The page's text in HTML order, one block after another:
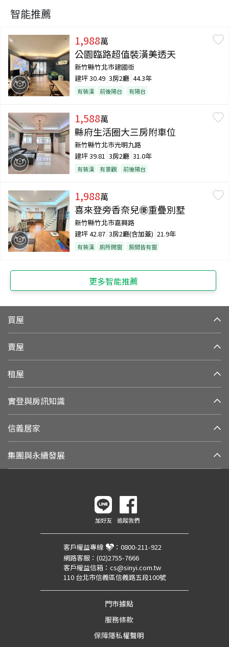
智能推薦
1,988萬
公園臨路超值裝潢美透天
新竹縣竹北市建國街
建坪30.49 3房2廳 44.3年
有裝潢 前後陽台 有陽台
1,588萬
縣府生活圈大三房附車位
新竹縣竹北市光明九路
建坪39.81 3房2廳 31.0年
有裝潢 有景觀 前後陽台
1,988萬
喜來登旁香奈兒㊝重疊別墅
新竹縣竹北市嘉興路
建坪42.87 3房2廳(含加蓋) 21.9年
有裝潢 廁所開窗 房間皆有窗
更多智能推薦
買屋
賣屋
租屋
實登與房訊知識
信義居家
集團與永續發展
加好友 追蹤我們
客戶權益專線 ： 0800-211-922
網路客服： (02)2755-7666
客戶權益信箱： cs@sinyi.com.tw
110 台北市信義區信義路五段100號
門市據點
服務條款
保障隱私權聲明